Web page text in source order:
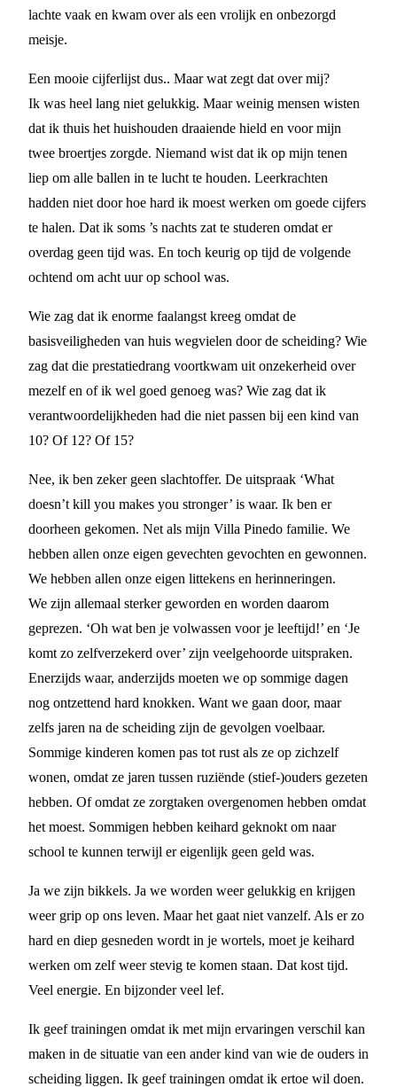
lachte vaak en kwam over als een vrolijk en onbezorgd
meisje.
Een mooie cijferlijst dus.. Maar wat zegt dat over mij?
Ik was heel lang niet gelukkig. Maar weinig mensen wisten
dat ik thuis het huishouden draaiende hield en voor mijn
twee broertjes zorgde. Niemand wist dat ik op mijn tenen
liep om alle ballen in te lucht te houden. Leerkrachten
hadden niet door hoe hard ik moest werken om goede cijfers
te halen. Dat ik soms ’s nachts zat te studeren omdat er
overdag geen tijd was. En toch keurig op tijd de volgende
ochtend om acht uur op school was.
Wie zag dat ik enorme faalangst kreeg omdat de
basisveiligheden van huis wegvielen door de scheiding? Wie
zag dat die prestatiedrang voortkwam uit onzekerheid over
mezelf en of ik wel goed genoeg was? Wie zag dat ik
verantwoordelijkheden had die niet passen bij een kind van
10? Of 12? Of 15?
Nee, ik ben zeker geen slachtoffer. De uitspraak ‘What
doesn’t kill you makes you stronger’ is waar. Ik ben er
doorheen gekomen. Net als mijn Villa Pinedo familie. We
hebben allen onze eigen gevechten gevochten en gewonnen.
We hebben allen onze eigen littekens en herinneringen.
We zijn allemaal sterker geworden en worden daarom
geprezen. ‘Oh wat ben je volwassen voor je leeftijd!’ en ‘Je
komt zo zelfverzekerd over’ zijn veelgehoorde uitspraken.
Enerzijds waar, anderzijds moeten we op sommige dagen
nog ontzettend hard knokken. Want we gaan door, maar
zelfs jaren na de scheiding zijn de gevolgen voelbaar.
Sommige kinderen komen pas tot rust als ze op zichzelf
wonen, omdat ze jaren tussen ruziënde (stief-)ouders gezeten
hebben. Of omdat ze zorgtaken overgenomen hebben omdat
het moest. Sommigen hebben keihard geknokt om naar
school te kunnen terwijl er eigenlijk geen geld was.
Ja we zijn bikkels. Ja we worden weer gelukkig en krijgen
weer grip op ons leven. Maar het gaat niet vanzelf. Als er zo
hard en diep gesneden wordt in je wortels, moet je keihard
werken om zelf weer stevig te komen staan. Dat kost tijd.
Veel energie. En bijzonder veel lef.
Ik geef trainingen omdat ik met mijn ervaringen verschil kan
maken in de situatie van een ander kind van wie de ouders in
scheiding liggen. Ik geef trainingen omdat ik ertoe wil doen.